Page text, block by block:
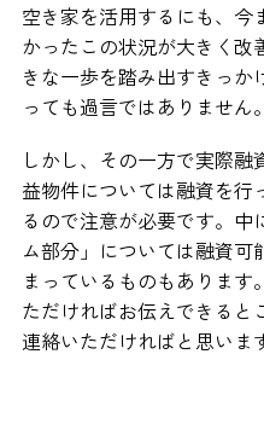
空き家を活用するにも、今
かったこの状況が大きく改
きな一歩を踏み出すきっか
っても過言ではありません。
しかし、その一方で実際
益物件については融資を行
るので注意が必要です。
ム部分」については融資
まっているものもありま
ただければお伝えできる
連絡いただければと思いま